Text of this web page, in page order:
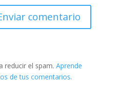
reducir el spam. Aprende
de tus comentarios.